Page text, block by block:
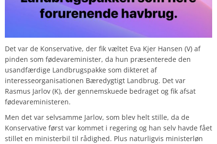
Det var de Konservative, der fik væltet Eva Kjer Hansen (V) af
pinden som fødevareminister, da hun præsenterede den
usandfærdige Landbrugspakke som dikteret af
interesseorganisationen Bæredygtigt Landbrug. Det var
Rasmus Jarlov (K), der gennemskuede bedraget og fik afsat
fødevareministeren.
Men det var selvsamme Jarlov, som blev helt stille, da de
Konservative først var kommet i regering og han selv havde fået
stillet en ministerbil til rådighed. Plus naturligvis ministerløn